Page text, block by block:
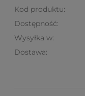
Kod produktu:
Dostępność:
Wysyłka w:
Dostawa:
Cena nie